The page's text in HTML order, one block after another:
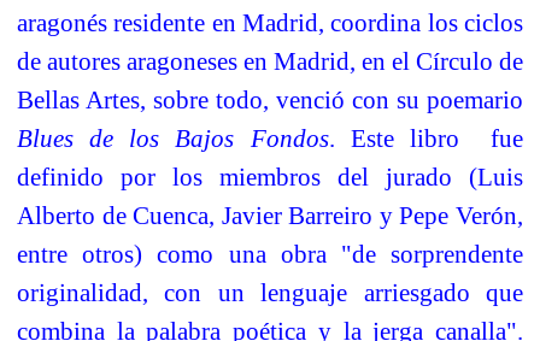
aragonés residente en Madrid, coordina los ciclos
de autores aragoneses en Madrid, en el Círculo de
Bellas Artes, sobre todo, venció con su poemario
Blues de los Bajos Fondos. Este libro
fue
definido por los miembros del jurado (Luis
Alberto de Cuenca, Javier Barreiro y Pepe Verón,
entre otros) como una obra "de sorprendente
originalidad, con un lenguaje arriesgado que
combina la palabra poética y la jerga canalla".